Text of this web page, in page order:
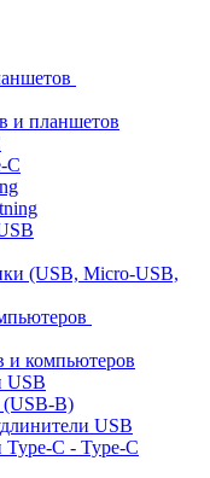
и планшетов
C
(USB, Micro-USB,
и компьютеров
USB
(USB-B)
USB
C - Type-C